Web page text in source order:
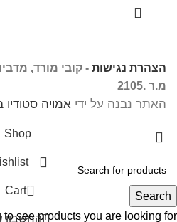
הצהרת נגישות - קובי מורד,
מ.ר .2105
האתר נבנה על ידי אמויה סטודיו
Search
to see products you are looking for.
Shop
0
Cart
החשבון